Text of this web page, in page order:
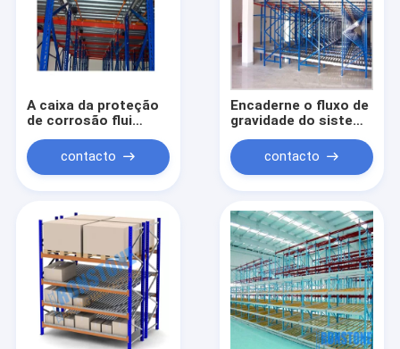
A caixa da proteção
de corrosão flui
altura da cremalheira
2500-7500mm
contacto
Encaderne o fluxo de
gravidade do sistema
de fluxo que submete
o armazenamento
industrial
contacto